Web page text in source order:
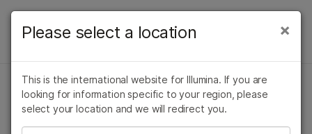
ラーニング
概要
インフラのセットアップ
DNAシーケンスデータ解析
×
Please select a location
This is the international website for Illumina. If you are
looking for information specific to your region, please
select your location and we will redirect you.
高いコンテンツへのリンクが表示されます:
×
がん研究
微生物研究
農学研究
臨床オンコロジー
生殖医学
遺伝性および希少疾